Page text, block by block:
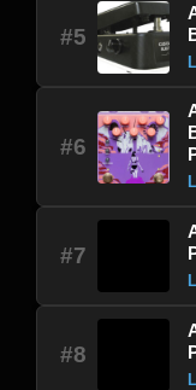
#5
#6
#7
#8